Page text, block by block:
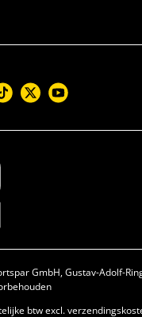
TikTokTwitterYouTube
GmbH, Gustav-Adolf-
btw excl.